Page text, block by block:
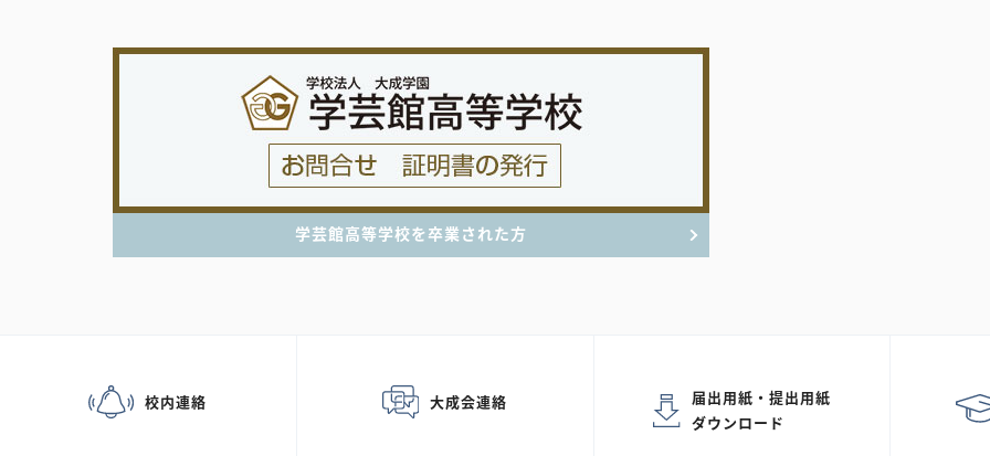
学芸館高等学校を卒業された方
校内連絡 大成会連絡
届出用紙・提出用紙
ダウンロード